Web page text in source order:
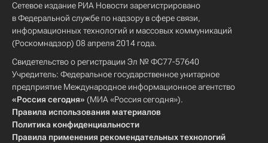
Сетевое издание РИА Новости зарегистрировано
в Федеральной службе по надзору в сфере связи,
информационных технологий и массовых коммуникаций
(Роскомнадзор) 08 апреля 2014 года.
Свидетельство о регистрации Эл № ФС77-57640
Учредитель: Федеральное государственное унитарное
предприятие Международное информационное агентство
«Россия сегодня» (МИА «Россия сегодня»).
Правила использования материалов
Политика конфиденциальности
Правила применения рекомендательных технологий